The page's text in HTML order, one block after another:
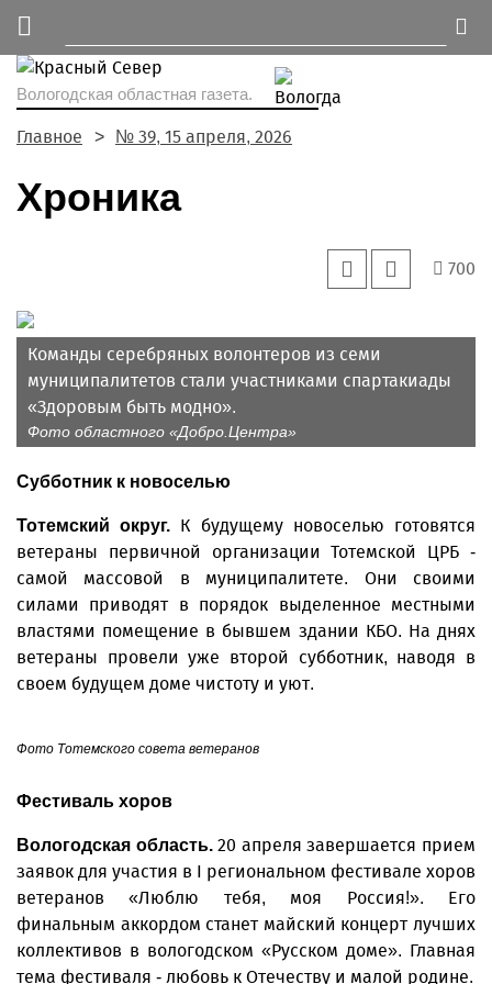
Вологодская областная газета.
Главное № 39, 15 апреля, 2026
Хроника
700
Команды серебряных волонтеров из семи
муниципалитетов стали участниками спартакиады
«Здоровым быть модно».
Фото областного «Добро.Центра»
Субботник к новоселью
Тотемский округ. К будущему новоселью готовятся
ветераны первичной организации Тотемской ЦРБ -
самой массовой в муниципалитете. Они своими
силами приводят в порядок выделенное местными
властями помещение в бывшем здании КБО. На днях
ветераны провели уже второй субботник, наводя в
своем будущем доме чистоту и уют.
Фото Тотемского совета ветеранов
Фестиваль хоров
Вологодская область.20 апреля завершается прием
заявок для участия в I региональном фестивале хоров
ветеранов «Люблю тебя, моя Россия!». Его
финальным аккордом станет майский концерт лучших
коллективов в вологодском «Русском доме». Главная
тема фестиваля - любовь к Отечеству и малой родине.